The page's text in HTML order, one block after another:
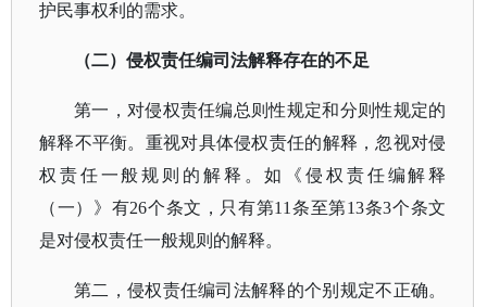
护民事权利的需求。
（二）侵权责任编司法解释存在的不足
第一，对侵权责任编总则性规定和分则性规定的
解释不平衡。重视对具体侵权责任的解释，忽视对侵
权责任一般规则的解释。如《侵权责任编解释
（一）》有26个条文，只有第11条至第13条3个条文
是对侵权责任一般规则的解释。
第二，侵权责任编司法解释的个别规定不正确。